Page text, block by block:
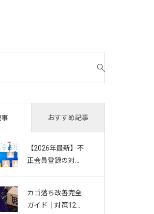
おすすめ記事
【2026年最新】不
正会員登録の対策
アドを防ぐお悩み
別ガイド
カゴ落ち改善完全
ガイド｜対策12選